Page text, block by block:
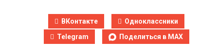
ВКонтакте
Одноклассники
Telegram
Поделиться в MAX